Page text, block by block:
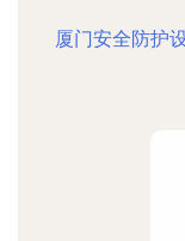
厦门安全防护